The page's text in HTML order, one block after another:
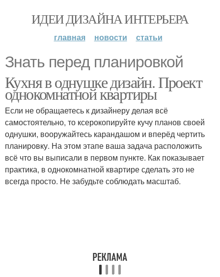
ИДЕИ ДИЗАЙНА ИНТЕРЬЕРА
главная новости статьи
Знать перед планировкой
Кухня в однушке дизайн. Проект
однокомнатной квартиры
Если не обращаетесь к дизайнеру делая всё
самостоятельно, то ксерокопируйте кучу планов своей
однушки, вооружайтесь карандашом и вперёд чертить
планировку. На этом этапе ваша задача расположить
всё что вы выписали в первом пункте. Как показывает
практика, в однокомнатной квартире сделать это не
всегда просто. Не забудьте соблюдать масштаб.